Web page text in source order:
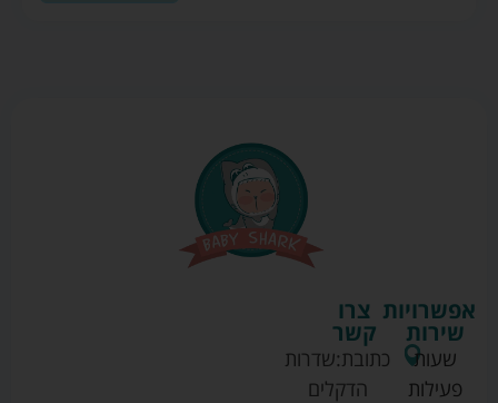
צרו
קשר
כתובת:שדרות
הדקלים
אפשרויות
שירות
שעות
פעילות